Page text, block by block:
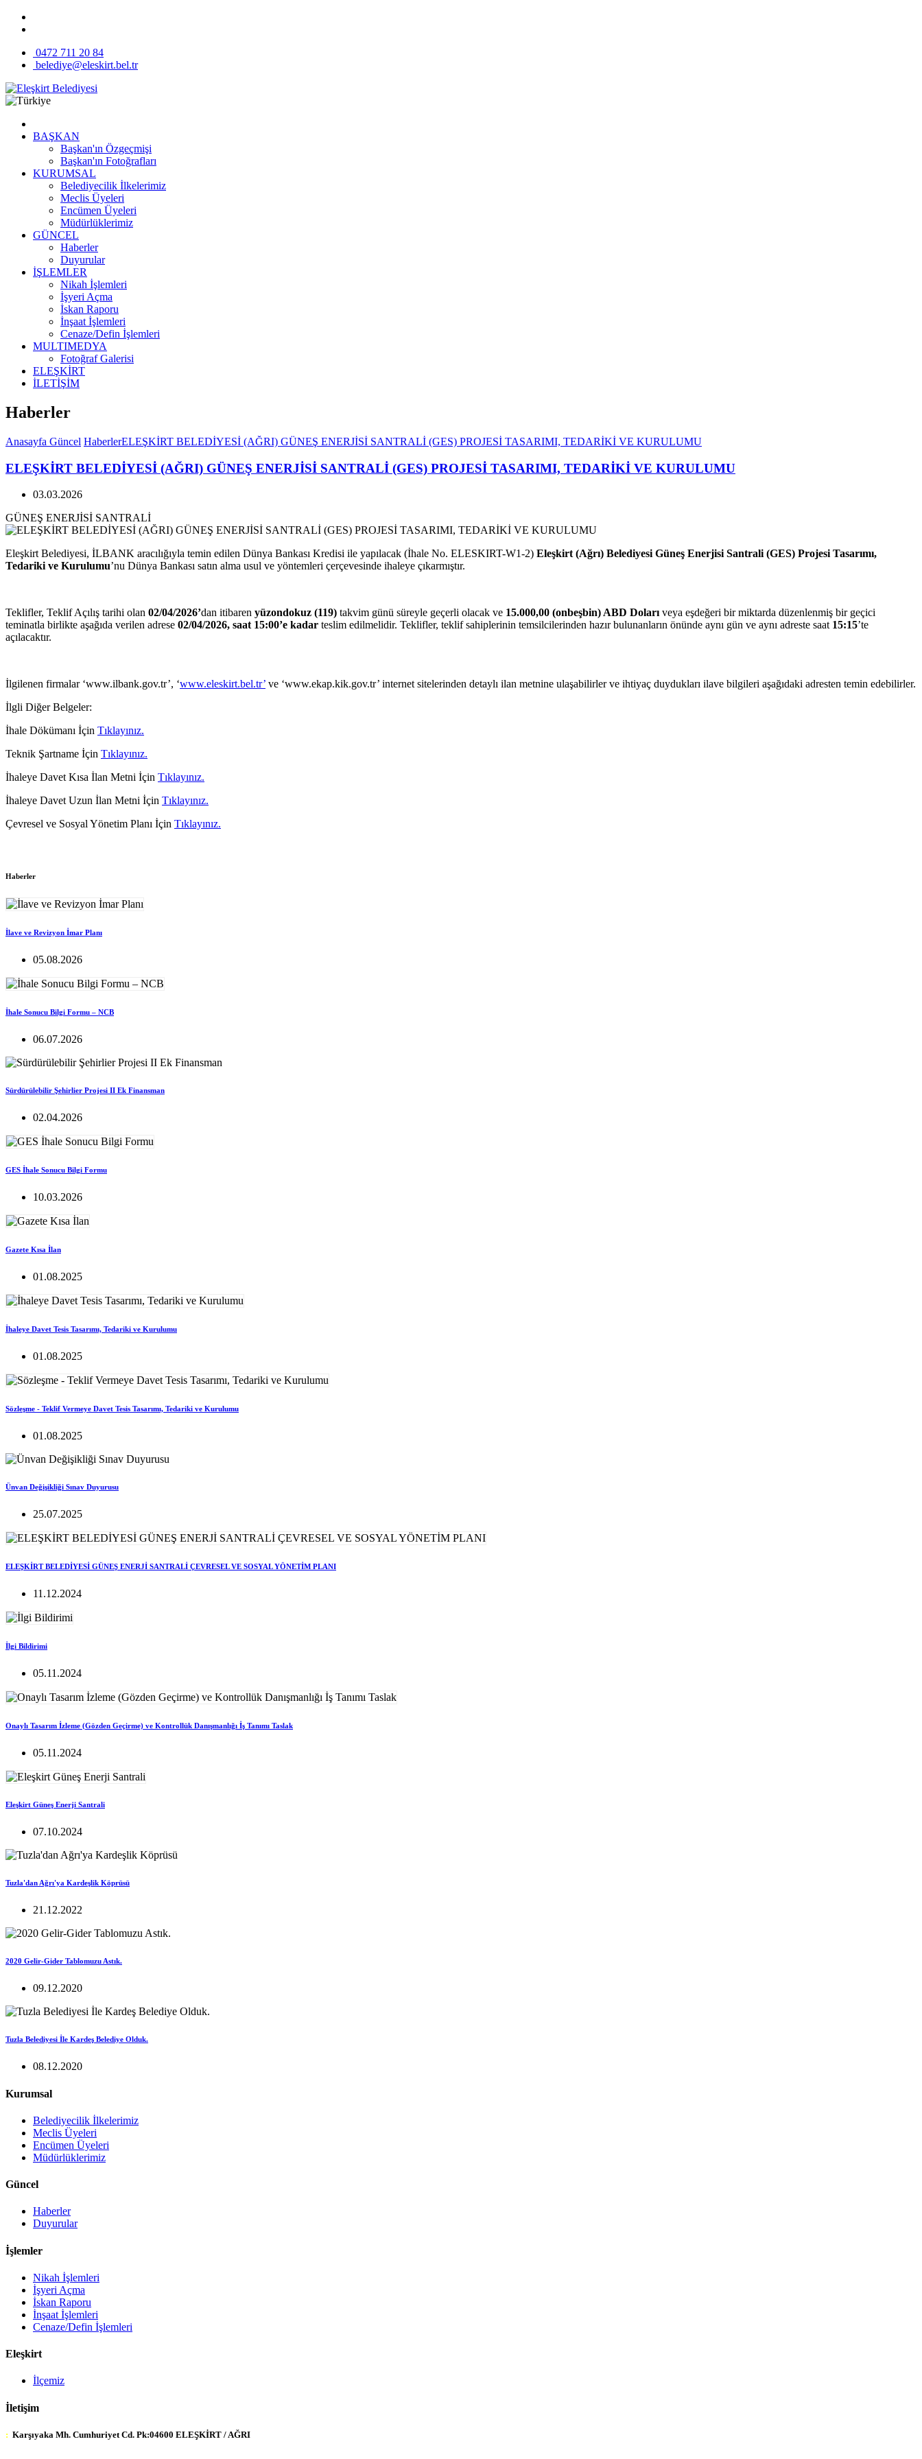
0472 711 20 84
belediye@eleskirt.bel.tr
BAŞKAN
Başkan'ın Özgeçmişi
Başkan'ın Fotoğrafları
KURUMSAL
Belediyecilik İlkelerimiz
Meclis Üyeleri
Encümen Üyeleri
Müdürlüklerimiz
GÜNCEL
Haberler
Duyurular
İŞLEMLER
Nikah İşlemleri
İşyeri Açma
İskan Raporu
İnşaat İşlemleri
Cenaze/Defin İşlemleri
MULTIMEDYA
Fotoğraf Galerisi
ELEŞKİRT
İLETİŞİM
Haberler
Anasayfa Güncel HaberlerELEŞKİRT BELEDİYESİ (AĞRI) GÜNEŞ ENERJİSİ SANTRALİ (GES) PROJESİ TASARIMI, TEDARİKİ VE KURULUMU
ELEŞKİRT BELEDİYESİ (AĞRI) GÜNEŞ ENERJİSİ SANTRALİ (GES) PROJESİ TASARIMI, TEDARİKİ VE KURULUMU
03.03.2026
GÜNEŞ ENERJİSİ SANTRALİ
Eleşkirt Belediyesi, İLBANK aracılığıyla temin edilen Dünya Bankası Kredisi ile yapılacak (İhale No. ELESKIRT-W1-2) Eleşkirt (Ağrı) Belediyesi Güneş Enerjisi Santrali (GES) Projesi Tasarımı,
Tedariki ve Kurulumu’nu Dünya Bankası satın alma usul ve yöntemleri çerçevesinde ihaleye çıkarmıştır.
Teklifler, Teklif Açılış tarihi olan 02/04/2026’dan itibaren yüzondokuz (119) takvim günü süreyle geçerli olacak ve 15.000,00 (onbeşbin) ABD Doları veya eşdeğeri bir miktarda düzenlenmiş bir geçici
teminatla birlikte aşağıda verilen adrese 02/04/2026, saat 15:00’e kadar teslim edilmelidir. Teklifler, teklif sahiplerinin temsilcilerinden hazır bulunanların önünde aynı gün ve aynı adreste saat 15:15’te
açılacaktır.
İlgilenen firmalar ‘www.ilbank.gov.tr’, ‘www.eleskirt.bel.tr’ ve ‘www.ekap.kik.gov.tr’ internet sitelerinden detaylı ilan metnine ulaşabilirler ve ihtiyaç duydukları ilave bilgileri aşağıdaki adresten temin edebilirler.
İlgli Diğer Belgeler:
İhale Dökümanı İçin Tıklayınız.
Teknik Şartname İçin Tıklayınız.
İhaleye Davet Kısa İlan Metni İçin Tıklayınız.
İhaleye Davet Uzun İlan Metni İçin Tıklayınız.
Çevresel ve Sosyal Yönetim Planı İçin Tıklayınız.
Haberler
İlave ve Revizyon İmar Planı
05.08.2026
İhale Sonucu Bilgi Formu – NCB
06.07.2026
Sürdürülebilir Şehirlier Projesi II Ek Finansman
02.04.2026
GES İhale Sonucu Bilgi Formu
10.03.2026
Gazete Kısa İlan
01.08.2025
İhaleye Davet Tesis Tasarımı, Tedariki ve Kurulumu
01.08.2025
Sözleşme - Teklif Vermeye Davet Tesis Tasarımı, Tedariki ve Kurulumu
01.08.2025
Ünvan Değişikliği Sınav Duyurusu
25.07.2025
ELEŞKİRT BELEDİYESİ GÜNEŞ ENERJİ SANTRALİ ÇEVRESEL VE SOSYAL YÖNETİM PLANI
11.12.2024
İlgi Bildirimi
05.11.2024
Onaylı Tasarım İzleme (Gözden Geçirme) ve Kontrollük Danışmanlığı İş Tanımı Taslak
05.11.2024
Eleşkirt Güneş Enerji Santrali
07.10.2024
Tuzla'dan Ağrı'ya Kardeşlik Köprüsü
21.12.2022
2020 Gelir-Gider Tablomuzu Astık.
09.12.2020
Tuzla Belediyesi İle Kardeş Belediye Olduk.
08.12.2020
Kurumsal
Belediyecilik İlkelerimiz
Meclis Üyeleri
Encümen Üyeleri
Müdürlüklerimiz
Güncel
Haberler
Duyurular
İşlemler
Nikah İşlemleri
İşyeri Açma
İskan Raporu
İnşaat İşlemleri
Cenaze/Defin İşlemleri
Eleşkirt
İlçemiz
İletişim
: Karşıyaka Mh. Cumhuriyet Cd. Pk:04600 ELEŞKİRT / AĞRI